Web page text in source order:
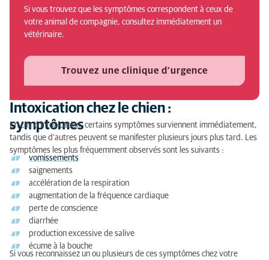
Que faire pour prévenir une intoxication chez votre
chien ?
Intoxication chez le chien : diagnostic
Si vous trouvez que les symptômes correspondent à ceux de
votre animal de compagnie, consultez immédiatement un
vétérinaire.
Trouvez une clinique d'urgence
Intoxication chez le chien :
symptômes
En cas d’intoxication, certains symptômes surviennent immédiatement,
tandis que d’autres peuvent se manifester plusieurs jours plus tard. Les
symptômes les plus fréquemment observés sont les suivants :
vomissements
saignements
accélération de la respiration
augmentation de la fréquence cardiaque
perte de conscience
diarrhée
production excessive de salive
écume à la bouche
Si vous reconnaissez un ou plusieurs de ces symptômes chez votre